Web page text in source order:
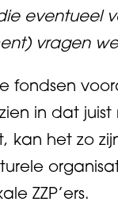
eventueel
vragen
fondsen
in dat juist
kan het zo
ZZP’ers.